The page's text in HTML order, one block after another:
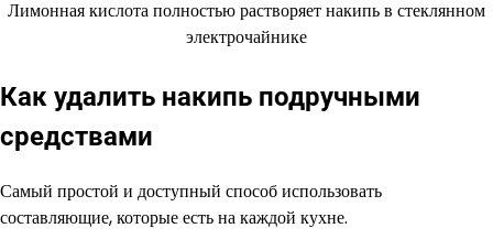
Лимонная кислота полностью растворяет накипь в стеклянном
электрочайнике
Как удалить накипь подручными
средствами
Самый простой и доступный способ использовать
составляющие, которые есть на каждой кухне.